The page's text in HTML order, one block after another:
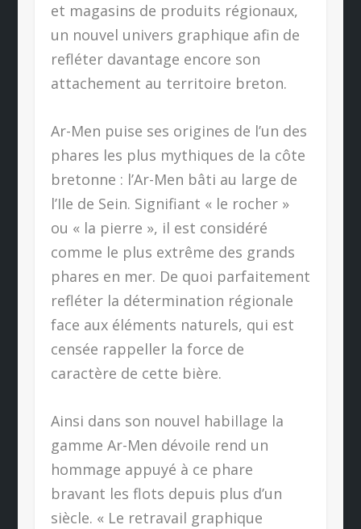
et magasins de produits régionaux,
un nouvel univers graphique afin de
refléter davantage encore son
attachement au territoire breton.
Ar-Men puise ses origines de l’un des
phares les plus mythiques de la côte
bretonne : l’Ar-Men bâti au large de
l’Ile de Sein. Signifiant « le rocher »
ou « la pierre », il est considéré
comme le plus extrême des grands
phares en mer. De quoi parfaitement
refléter la détermination régionale
face aux éléments naturels, qui est
censée rappeller la force de
caractère de cette bière.
Ainsi dans son nouvel habillage la
gamme Ar-Men dévoile rend un
hommage appuyé à ce phare
bravant les flots depuis plus d’un
siècle. « Le retravail graphique